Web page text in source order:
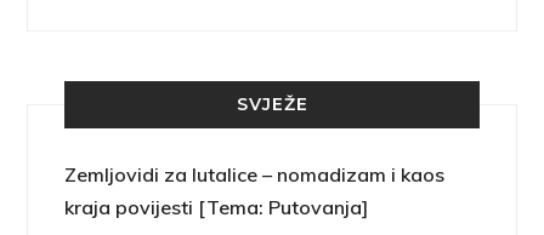
SVJEŽE
Zemljovidi za lutalice – nomadizam i kaos
kraja povijesti [Tema: Putovanja]